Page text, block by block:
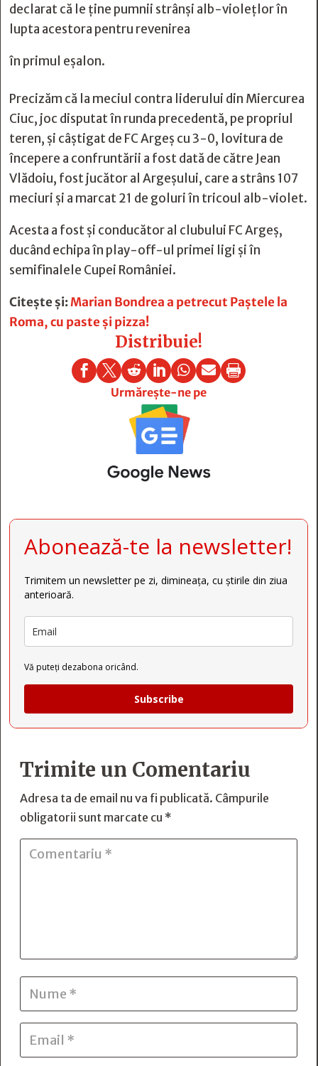
declarat că le ține pumnii strânși alb-violețlor în
lupta acestora pentru revenirea
în primul eșalon.
Precizăm că la meciul contra liderului din Miercurea
Ciuc, joc disputat în runda precedentă, pe propriul
teren, și câștigat de FC Argeș cu 3-0, lovitura de
începere a confruntării a fost dată de către Jean
Vlădoiu, fost jucător al Argeșului, care a strâns 107
meciuri și a marcat 21 de goluri în tricoul alb-violet.
Acesta a fost și conducător al clubului FC Argeș,
ducând echipa în play-off-ul primei ligi și în
semifinalele Cupei României.
Citește și:Marian Bondrea a petrecut Paștele la
Roma, cu paste și pizza!
Distribuie!
     

Urmărește-ne pe
Abonează-te la newsletter!
Trimitem un newsletter pe zi, dimineața, cu știrile din ziua
anterioară.
Vă puteți dezabona oricând.
Subscribe
Trimite un Comentariu
Adresa ta de email nu va fi publicată. Câmpurile
obligatorii sunt marcate cu *